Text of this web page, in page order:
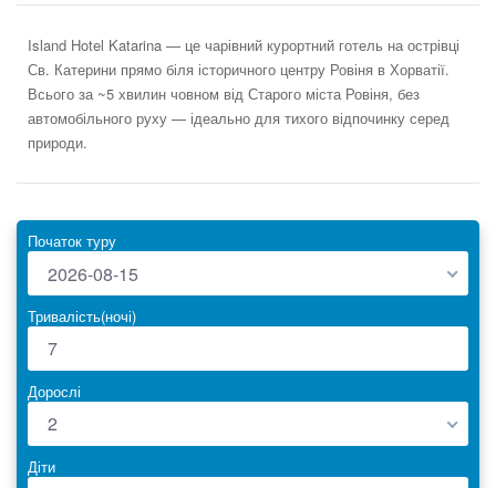
Island Hotel Katarina — це чарівний курортний готель на острівці
Св. Катерини прямо біля історичного центру Ровіня в Хорватії.
Всього за ~5 хвилин човном від Старого міста Ровіня, без
автомобільного руху — ідеально для тихого відпочинку серед
природи.
Початок туру
2026-08-15
Тривалість(ночі)
Дорослі
2
Діти